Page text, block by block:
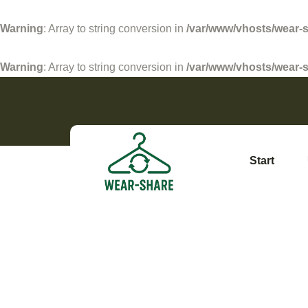
Warning: Array to string conversion in /var/www/vhosts/
Warning: Array to string conversion in /var/www/vhosts/
Start